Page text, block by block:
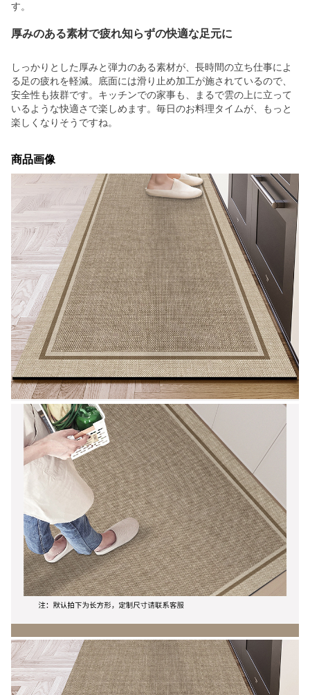
す。
厚みのある素材で疲れ知らずの快適な足元に
しっかりとした厚みと弾力のある素材が、長時間の立ち仕事によ
る足の疲れを軽減。底面には滑り止め加工が施されているので、
安全性も抜群です。キッチンでの家事も、まるで雲の上に立って
いるような快適さで楽しめます。毎日のお料理タイムが、もっと
楽しくなりそうですね。
商品画像